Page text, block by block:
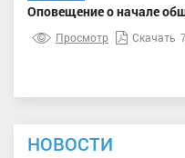
Оповещение о начале
Просмотр Скачать
НОВОСТИ